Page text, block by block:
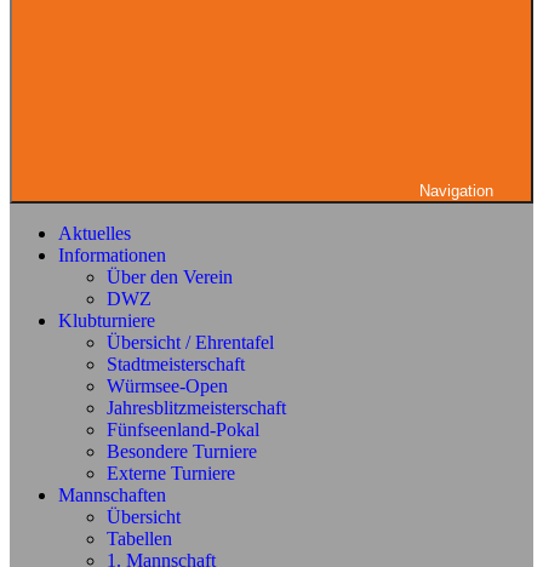
Navigation
Aktuelles
Informationen
Über den Verein
DWZ
Klubturniere
Übersicht / Ehrentafel
Stadtmeisterschaft
Würmsee-Open
Jahresblitzmeisterschaft
Fünfseenland-Pokal
Besondere Turniere
Externe Turniere
Mannschaften
Übersicht
Tabellen
1. Mannschaft